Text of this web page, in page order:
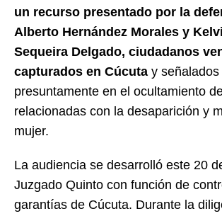
un recurso presentado por la
Alberto Hernández Morales y
Sequeira Delgado, ciudadanos
capturados en Cúcuta y
presuntamente en el ocultamiento
relacionadas con la desaparición y
mujer.
La audiencia se desarrolló este 20
Juzgado Quinto con función de
garantías de Cúcuta. Durante la